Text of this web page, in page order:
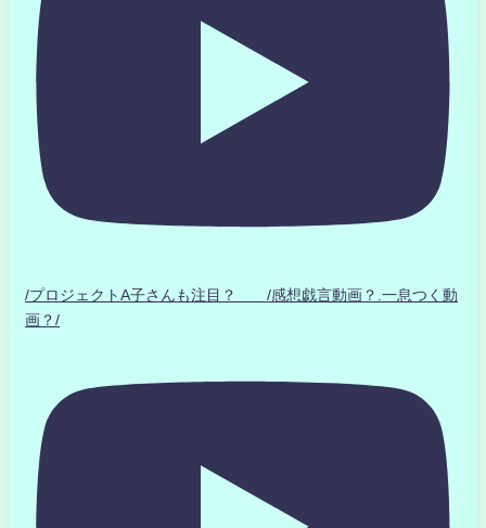
/プロジェクトA子さんも注目？ /感想戯言動画？.一息つく動
画？/